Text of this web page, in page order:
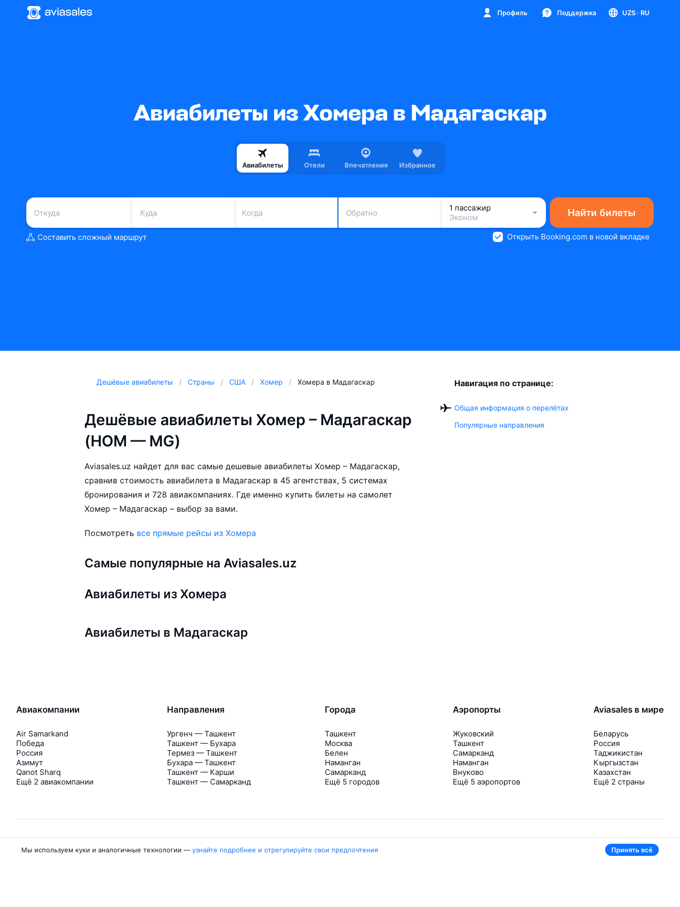
Профиль Поддержка UZS · RU
Авиабилеты из Хомера в Мадагаскар
Авиабилеты Отели Впечатления Избранное
Когда Обратно
1 пассажир
Эконом
Найти билеты
Составить сложный маршрут Открыть Booking.com в новой вкладке
Дешёвые авиабилеты Страны США Хомер Хомера в Мадагаскар
Дешёвые авиабилеты Хомер – Мадагаскар
(HOM — MG)
Aviasales.uz найдет для вас самые дешевые авиабилеты Хомер – Мадагаскар,
сравнив стоимость авиабилета в Мадагаскар в 45 агентствах, 5 системах
бронирования и 728 авиакомпаниях. Где именно купить билеты на самолет
Хомер – Мадагаскар – выбор за вами.
Посмотреть все прямые рейсы из Хомера
Самые популярные на Aviasales.uz
Авиабилеты из Хомера
Авиабилеты в Мадагаскар
Навигация по странице:
Общая информация о перелётах
Популярные направления
Авиакомпании
Air Samarkand
Победа
Россия
Азимут
Qanot Sharq
Ещё 2 авиакомпании
Направления
Ургенч — Ташкент
Ташкент — Бухара
Термез — Ташкент
Бухара — Ташкент
Ташкент — Карши
Ташкент — Самарканд
Города
Ташкент
Москва
Белен
Наманган
Самарканд
Ещё 5 городов
Аэропорты
Жуковский
Ташкент
Самарканд
Наманган
Внуково
Ещё 5 аэропортов
Aviasales в мире
Беларусь
Россия
Таджикистан
Кыргызстан
Казахстан
Ещё 2 страны
Об Авиасейлс
Мы используем куки и аналогичные технологии — узнайте подробнее и отрегулируйте свои предпочтения Принять всё